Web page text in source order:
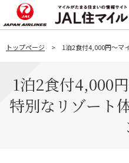
トップページ 1泊2食付4,000円～マ
1泊2食付4,000
特別なリゾート